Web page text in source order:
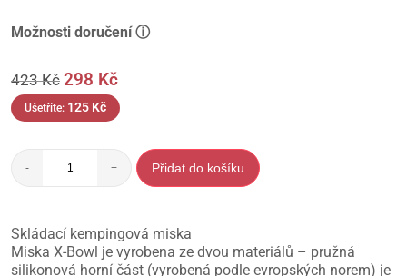
Možnosti doručení ⓘ
423Kč 298 Kč
Ušetříte: 125 Kč
- + Přidat do košíku
Skládací kempingová miska
Miska X-Bowl je vyrobena ze dvou materiálů – pružná
silikonová horní část (vyrobená podle evropských norem) je